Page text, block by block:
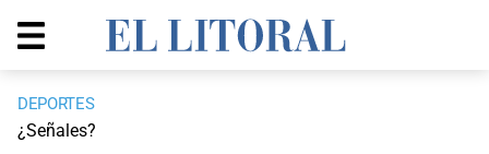
DEPORTES
¿Señales?